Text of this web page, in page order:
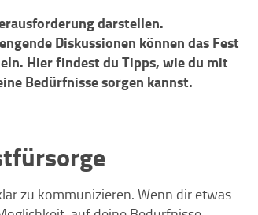
darstellen.
Diskussionen können das Fest
Hier findest du Tipps, wie du mit
Bedürfnisse sorgen kannst.
zu kommunizieren. Wenn dir etwas